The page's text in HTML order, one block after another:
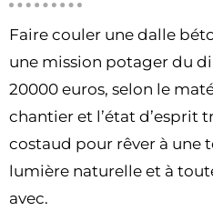
Faire couler une dalle
une mission potager du
20000 euros, selon le
chantier et l’état d’esprit
costaud pour rêver à une
lumière naturelle et à
avec.